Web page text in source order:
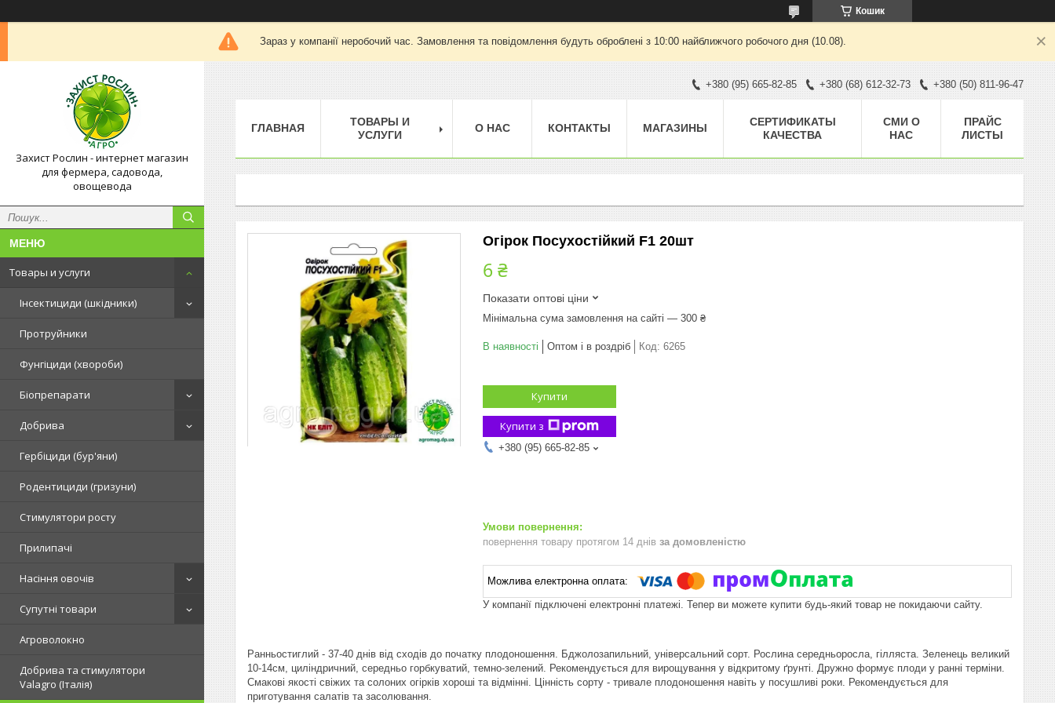
Кошик
Зараз у компанії неробочий час. Замовлення та повідомлення будуть оброблені з 10:00 найближчого робочого дня (10.08).
Захист Рослин - интернет магазин
для фермера, садовода,
овощевода
Товары и услуги
Інсектициди (шкідники)
Протруйники
Фунгіциди (хвороби)
Біопрепарати
Добрива
Гербіциди (бур'яни)
Родентициди (гризуни)
Стимулятори росту
Прилипачі
Насіння овочів
Супутні товари
Агроволокно
Добрива та стимулятори
Valagro (Італія)
+380 (95) 665-82-85 +380 (68) 612-32-73 +380 (50) 811-96-47
ГЛАВНАЯ
ТОВАРЫ И
УСЛУГИ
О НАС КОНТАКТЫ МАГАЗИНЫ
CЕРТИФИКАТЫ
КАЧЕСТВА
СМИ О
НАС
ПРАЙС
ЛИСТЫ
Огірок Посухостійкий F1 20шт
6 ₴
Показати оптові ціни
Мінімальна сума замовлення на сайті — 300 ₴
В наявності Оптом і в роздріб Код: 6265
Купити
Купити з
+380 (95) 665-82-85
повернення товару протягом 14 днів за домовленістю
У компанії підключені електронні платежі. Тепер ви можете купити будь-який товар не покидаючи сайту.
Ранньостиглий - 37-40 днів від сходів до початку плодоношення. Бджолозапильний, універсальний сорт. Рослина середньоросла, гілляста. Зеленець великий
10-14см, циліндричний, середньо горбкуватий, темно-зелений. Рекомендується для вирощування у відкритому ґрунті. Дружно формує плоди у ранні терміни.
Смакові якості свіжих та солоних огірків хороші та відмінні. Цінність сорту - тривале плодоношення навіть у посушливі роки. Рекомендується для
приготування салатів та засолювання.